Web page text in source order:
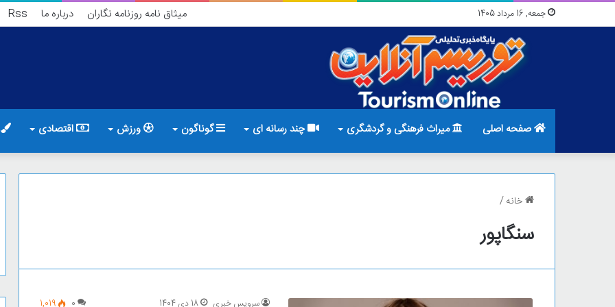
جمعه, 16 مرداد 1405 میثاق نامه روزنامه نگاران درباره ما Rss
صفحه اصلی میراث فرهنگی و گردشگری چند رسانه ای گوناگون ورزش اقتصادی
خانه/
سنگاپور
سرویس خبری 18 دی 1404 0
1,019